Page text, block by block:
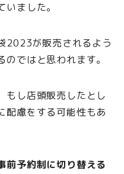
ました。
2023が販売されるよう
ではと思われます。
もし店頭販売したとし
配慮をする可能性もあ
前予約制に切り替える